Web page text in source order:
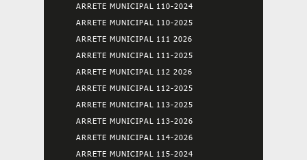
ARRETE MUNICIPAL 110-2024
ARRETE MUNICIPAL 110-2025
ARRETE MUNICIPAL 111 2026
ARRETE MUNICIPAL 111-2025
ARRETE MUNICIPAL 112 2026
ARRETE MUNICIPAL 112-2025
ARRETE MUNICIPAL 113-2025
ARRETE MUNICIPAL 113-2026
ARRETE MUNICIPAL 114-2026
ARRETE MUNICIPAL 115-2024